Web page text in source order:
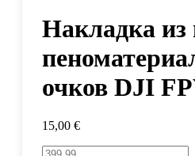
Накладка из
очков DJI
15,00 €